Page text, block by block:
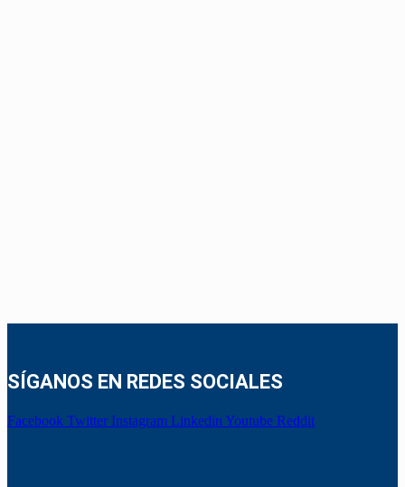
SÍGANOS EN REDES SOCIALES
Facebook Twitter Instagram LinkedinYoutube Reddit